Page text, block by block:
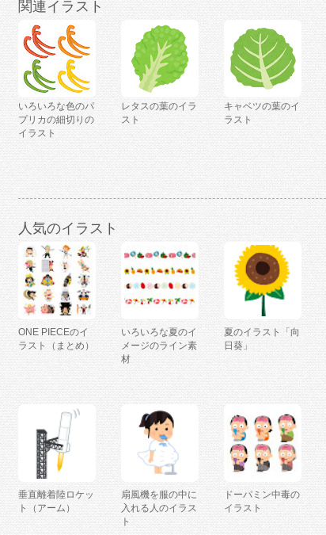
関連イラスト
いろいろな色のパ
プリカの細切りの
イラスト
レタスの葉のイラ
スト
キャベツの葉のイ
ラスト
人気のイラスト
ONE PIECEのイ
ラスト（まとめ）
いろいろな夏のイ
メージのライン素
材
夏のイラスト「向
日葵」
垂直離着陸ロケッ
ト（アーム）
扇風機を服の中に
入れる人のイラス
ト
ドーパミン中毒の
イラスト